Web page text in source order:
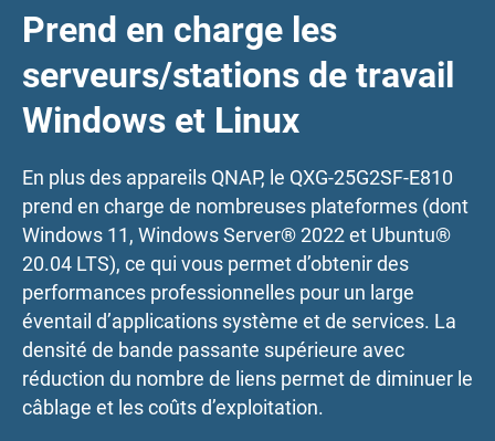
Prend en charge les
serveurs/stations de travail
Windows et Linux
En plus des appareils QNAP, le QXG-25G2SF-E810
prend en charge de nombreuses plateformes (dont
Windows 11, Windows Server® 2022 et Ubuntu®
20.04 LTS), ce qui vous permet d’obtenir des
performances professionnelles pour un large
éventail d’applications système et de services. La
densité de bande passante supérieure avec
réduction du nombre de liens permet de diminuer le
câblage et les coûts d’exploitation.